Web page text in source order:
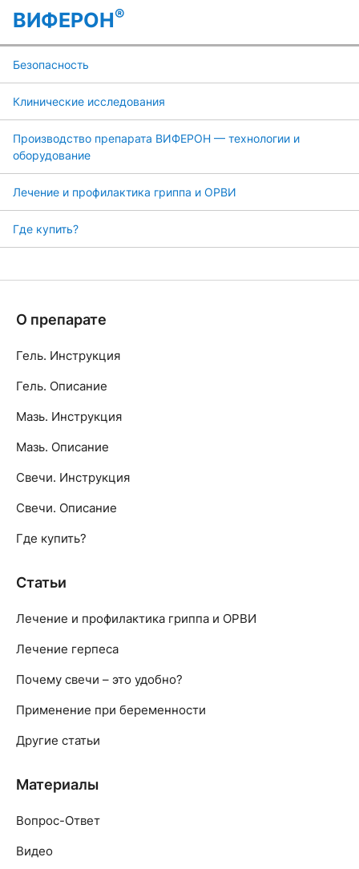
ВИФЕРОН®
Безопасность
Клинические исследования
Производство препарата ВИФЕРОН — технологии и
оборудование
Лечение и профилактика гриппа и ОРВИ
Где купить?
О препарате
Гель. Инструкция
Гель. Описание
Мазь. Инструкция
Мазь. Описание
Свечи. Инструкция
Свечи. Описание
Где купить?
Статьи
Лечение и профилактика гриппа и ОРВИ
Лечение герпеса
Почему свечи – это удобно?
Применение при беременности
Другие статьи
Материалы
Вопрос-Ответ
Видео